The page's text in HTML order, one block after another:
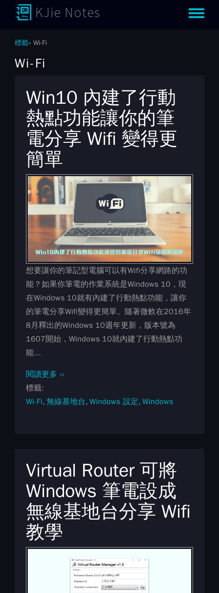
KJie Notes Toggle
標籤 Wi-Fi
Wi-Fi
Win10 內建了行動
熱點功能讓你的筆
電分享 Wifi 變得更
簡單
想要讓你的筆記型電腦可以有Wifi分享網路的功
能？如果你筆電的作業系統是Windows 10，現
在Windows 10就有內建了行動熱點功能，讓你
的筆電分享Wifi變得更簡單。隨著微軟在2016年
8月釋出的Windows 10週年更新，版本號為
1607開始，Windows 10就內建了行動熱點功
能...
閱讀更多 ››
標籤
Wi-Fi 無線基地台 Windows 設定 Windows
Virtual Router 可將
Windows 筆電設成
無線基地台分享 Wifi
教學